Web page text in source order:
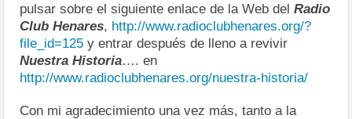
pulsar sobre el siguiente enlace de la Web delRadio
Club Henares, http://www.radioclubhenares.org/?
file_id=125 y entrar después de lleno a revivir
Nuestra Historia…. en
http://www.radioclubhenares.org/nuestra-historia/
Con mi agradecimiento una vez más, tanto a la